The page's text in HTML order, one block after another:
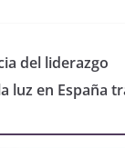
del liderazgo
luz en España